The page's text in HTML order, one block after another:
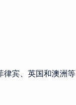
宾、英国和澳洲